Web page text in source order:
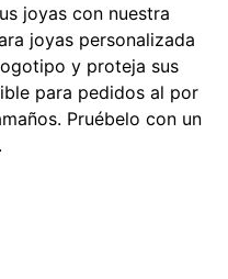
joyas con nuestra
joyas personalizada
y proteja sus
para pedidos al por
Pruébelo con un